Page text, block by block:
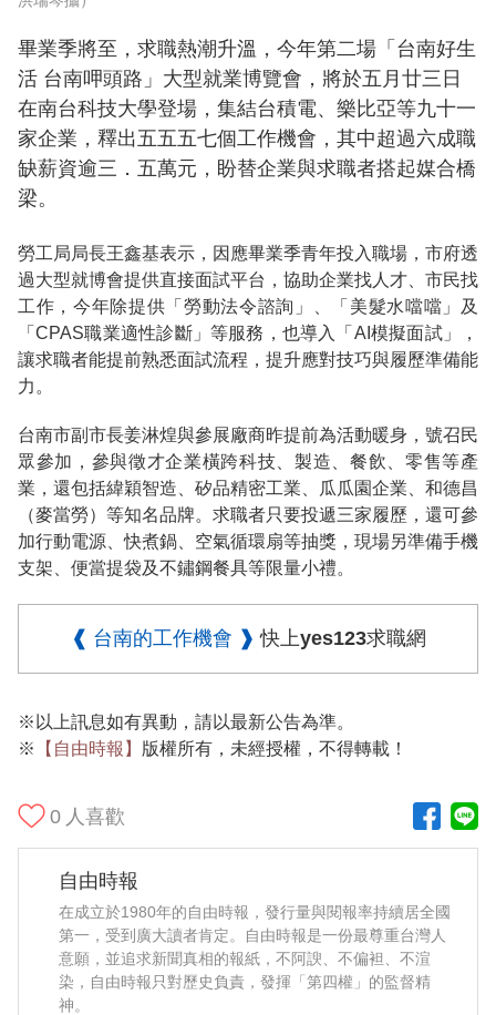
畢業季將至，求職熱潮升溫，今年第二場「台南好生
活 台南呷頭路」大型就業博覽會，將於五月廿三日
在南台科技大學登場，集結台積電、樂比亞等九十一
家企業，釋出五五五七個工作機會，其中超過六成職
缺薪資逾三．五萬元，盼替企業與求職者搭起媒合橋
梁。
勞工局局長王鑫基表示，因應畢業季青年投入職場，市府透
過大型就博會提供直接面試平台，協助企業找人才、市民找
工作，今年除提供「勞動法令諮詢」、「美髮水噹噹」及
「CPAS職業適性診斷」等服務，也導入「AI模擬面試」，
讓求職者能提前熟悉面試流程，提升應對技巧與履歷準備能
力。
台南市副市長姜淋煌與參展廠商昨提前為活動暖身，號召民
眾參加，參與徵才企業橫跨科技、製造、餐飲、零售等產
業，還包括緯穎智造、矽品精密工業、瓜瓜園企業、和德昌
（麥當勞）等知名品牌。求職者只要投遞三家履歷，還可參
加行動電源、快煮鍋、空氣循環扇等抽獎，現場另準備手機
支架、便當提袋及不鏽鋼餐具等限量小禮。
❰ 台南的工作機會 ❱ 快上yes123求職網
※以上訊息如有異動，請以最新公告為準。
※
【自由時報】 版權所有，未經授權，不得轉載！
0 人喜歡
自由時報
在成立於1980年的自由時報，發行量與閱報率持續居全國
第一，受到廣大讀者肯定。自由時報是一份最尊重台灣人
意願，並追求新聞真相的報紙，不阿諛、不偏袒、不渲
染，自由時報只對歷史負責，發揮「第四權」的監督精
神。